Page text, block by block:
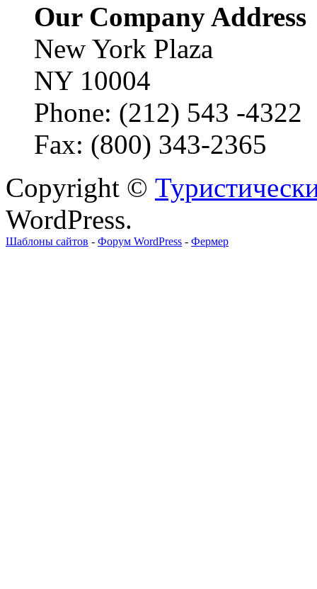
Our Company Address
New York Plaza
NY 10004
Phone: (212) 543 -4322
Fax: (800) 343-2365
Copyright ©
WordPress.
Шаблоны сайтов - Форум WordPress - Фермер